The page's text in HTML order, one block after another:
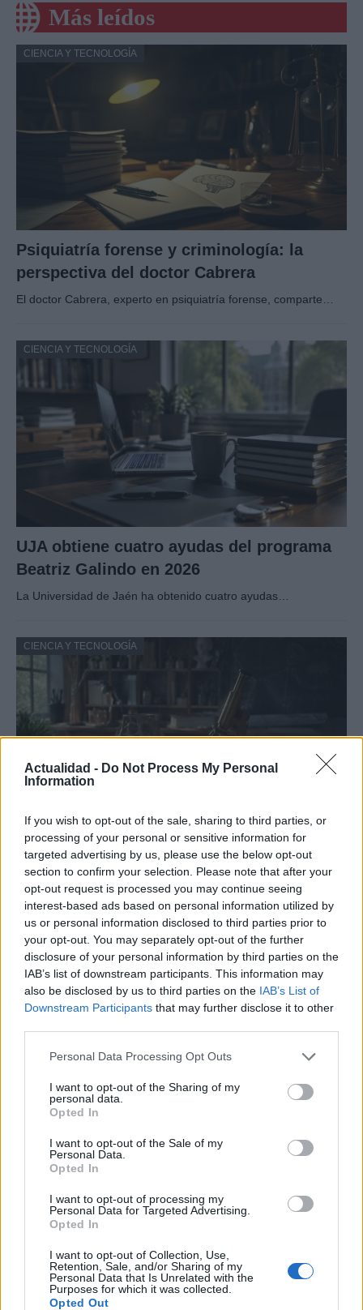
Actualidad - Do Not Process My Personal
Information
If you wish to opt-out of the sale, sharing to third parties, or
processing of your personal or sensitive information for
targeted advertising by us, please use the below opt-out
section to confirm your selection. Please note that after your
opt-out request is processed you may continue seeing
interest-based ads based on personal information utilized by
us or personal information disclosed to third parties prior to
your opt-out. You may separately opt-out of the further
disclosure of your personal information by third parties on the
IAB’s list of downstream participants. This information may
also be disclosed by us to third parties on the IAB’s List of
Downstream Participants that may further disclose it to other
Please note that this website/app uses one or more Google
not limited to your visit or usage behaviour. You may click to
grant or deny consent to Google and its third-party tags to
use your data for below specified purposes in below Google
consent section.
Personal Data Processing Opt Outs
I want to opt-out of the Sharing of my
personal data.
Opted In
I want to opt-out of the Sale of my
Personal Data.
Opted In
I want to opt-out of processing my
Personal Data for Targeted Advertising.
Opted In
I want to opt-out of Collection, Use,
Retention, Sale, and/or Sharing of my
Personal Data that Is Unrelated with the
Purposes for which it was collected.
Opted Out
Más leídos
CIENCIA Y TECNOLOGÍA
Psiquiatría forense y criminología: la
perspectiva del doctor Cabrera
El doctor Cabrera, experto en psiquiatría forense, comparte…
CIENCIA Y TECNOLOGÍA
UJA obtiene cuatro ayudas del programa
Beatriz Galindo en 2026
La Universidad de Jaén ha obtenido cuatro ayudas…
CIENCIA Y TECNOLOGÍA
Guía para definir intereses y
competencias en carreras STEAM
Identifica tus intereses y competencias en datos, IA,…
CIENCIA Y TECNOLOGÍA
Ética en IA: marcos, riesgos y
mitigaciones aplicadas